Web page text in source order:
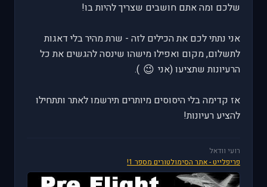
שלכם ומה אתם חושבים שצריך להיות בו!
אני נתתי לכם את הכילים לזה - שרת מהיר בלי דאגות
לתשלום, מקום ואפילו מישהו שינסה להגשים את כל
הרעיונות שתציעו (אני 😉
).
אז קדימה בלי היסוסים מיותרים תירשמו לאתר ותתחילו
להציע רעיונות!
רועי וודאל
פריפלייט - אתר הסימולטורים מספר 1!